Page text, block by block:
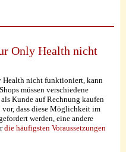
Only Health nicht
Health nicht funktioniert, kann
müssen verschiedene
Kunde auf Rechnung kaufen
vor, dass diese Möglichkeit im
werden, eine andere
die häufigsten Voraussetzungen